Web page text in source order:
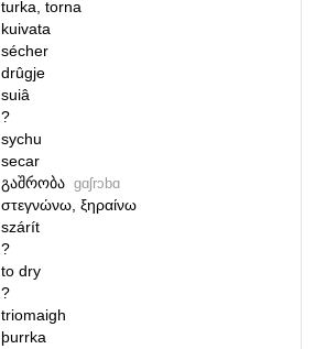
turka, torna
kuivata
sécher
drûgje
suiâ
?
sychu
secar
გაშრობა gɑʃrɔbɑ
στεγνώνω, ξηραίνω
szárít
?
to dry
?
triomaigh
þurrka